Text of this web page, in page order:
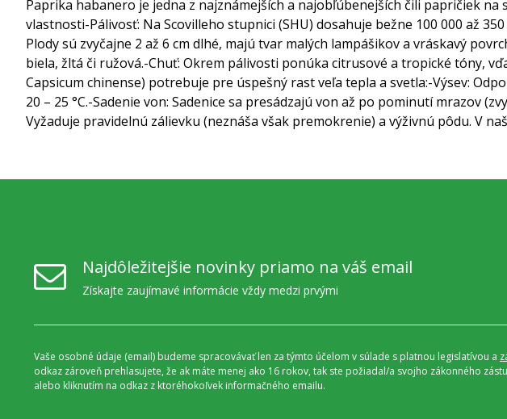
Paprika habanero je jedna z najznámejších a najobľúbenejších čili papričiek na
vlastnosti-Pálivosť: Na Scovilleho stupnici (SHU) dosahuje bežne 100 000 až
Plody sú zvyčajne 2 až 6 cm dlhé, majú tvar malých lampášikov a vráskavý
biela, žltá či ružová.-Chuť: Okrem pálivosti ponúka citrusové a tropické tóny,
Capsicum chinense) potrebuje pre úspešný rast veľa tepla a svetla:-Výsev:
20 – 25 °C.-Sadenie von: Sadenice sa presádzajú von až po pominutí mrazov
Vyžaduje pravidelnú zálievku (neznáša však premokrenie) a výživnú pôdu. V
Najdôležitejšie novinky priamo na váš email
Získajte zaujímavé informácie vždy medzi prvými
Vaše osobné údaje (email) budeme spracovávať len za týmto účelom v súlade s platnou legislatívou a
odkaz zároveň prehlasujete, že ak máte menej ako 16 rokov, tak ste požiadal/a svojho zákonného
alebo kliknutím na odkaz z ktoréhokoľvek informačného emailu.